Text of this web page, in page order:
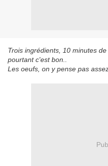
Trois ingrédients, 10 minutes
pourtant c'est bon..
Les oeufs, on y pense pas